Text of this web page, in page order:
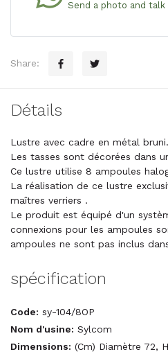
Send a photo and
Share:
Détails
Lustre avec cadre en métal bruni.
Les tasses sont décorées dans
Ce lustre utilise 8 ampoules
La réalisation de ce lustre
maîtres verriers .
Le produit est équipé d'un
connexions pour les ampoules
ampoules ne sont pas inclus
spécification
Code: sy-104/8OP
Nom d'usine: Sylcom
Dimensions: (Cm) Diamètre 72,